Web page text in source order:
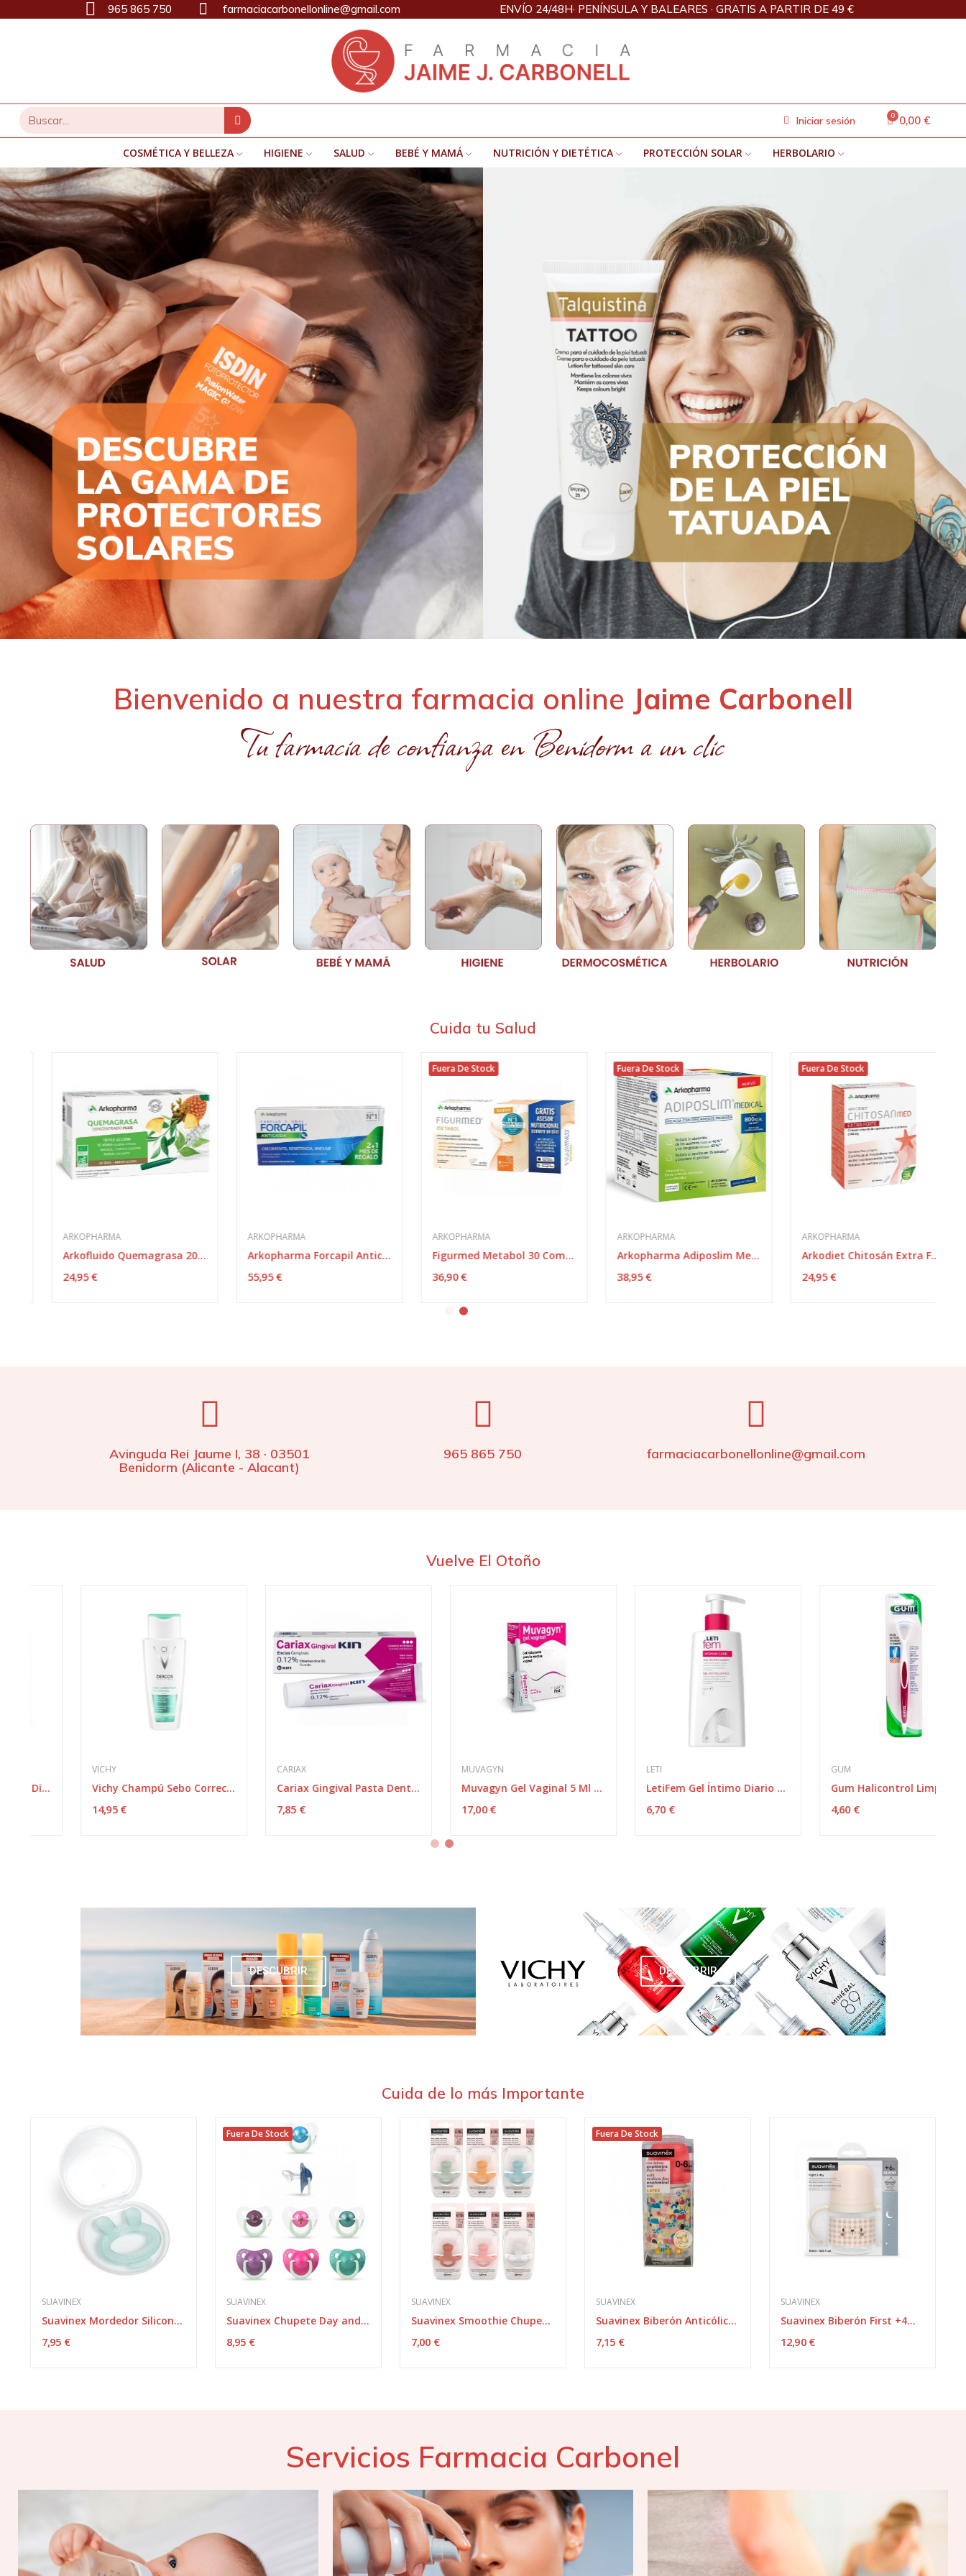
965 865 750 farmaciacarbonellonline@gmail.com ENVÍO 24/48H· PENÍNSULA Y BALEARES · GRATIS A PARTIR DE 49 €
Iniciar sesión 0,00 €
COSMÉTICA Y BELLEZA HIGIENE SALUD BEBÉ Y MAMÁ NUTRICIÓN Y DIETÉTICA PROTECCIÓN SOLAR HERBOLARIO
Bienvenido a nuestra farmacia online Jaime Carbonell
Tu farmacia de confianza en Benidorm a un clic
Cuida tu Salud
ARKOPHARMA
Arkofluido Quemagrasa 20 Unidosis
24,95 €
ARKOPHARMA
Arkopharma Forcapil Anticaída 2+1 90 Comprimidos
55,95 €
Fuera De Stock
ARKOPHARMA
Figurmed Metabol 30 Comprimidos
36,90 €
Fuera De Stock
ARKOPHARMA
Arkopharma Adiposlim Medical 45 Sobres
38,95 €
Fuera De Stock
ARKOPHARMA
Arkodiet Chitosán Extra Forte 60 Cápsulas
24,95 €
Avinguda Rei Jaume I, 38 · 03501
Benidorm (Alicante - Alacant)
965 865 750 farmaciacarbonellonline@gmail.com
Vuelve El Otoño
Vichy Champú Sebo Corrector 200 ml Cariax Gingival Pasta Dentífrica 125ml Muvagyn Gel Vaginal 5 Ml 8 Tub LetiFem Gel Íntimo Diario 250ml Gum Halicontrol Limpiador Lingual 760
DESCUBRIR DESCUBRIR
Cuida de lo más Importante
SUAVINEX
Suavinex Mordedor Silicona Conejo 1 und
7,95 €
Fuera De Stock
SUAVINEX
Suavinex Chupete Day and Night Tetina Anatómica...
8,95 €
SUAVINEX
Suavinex Smoothie Chupete Silicona 6-18m
7,00 €
Fuera De Stock
SUAVINEX
Suavinex Biberón Anticólico Boca Ancha T1 M 270 ml
7,15 €
SUAVINEX
Suavinex Biberón First +4m Asas Antiderrame 150 ml
12,90 €
Servicios Farmacia Carbonel